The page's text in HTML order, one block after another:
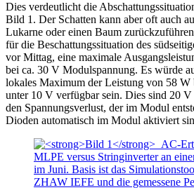
Dies verdeutlicht die
Bild 1. Der Schatten kann aber oft auch
Lukarne oder einen Baum
für die Beschattungssituation des
vor Mittag, eine maximale
bei ca. 30 V Modulspannung. Es würde
lokales Maximum der Leistung von 58 W
unter 10 V verfügbar sein. Dies sind 20
den Spannungsverlust, der im Modul
Dioden automatisch im Modul aktiviert